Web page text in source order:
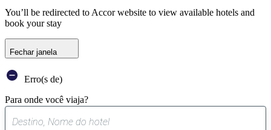
You’ll be redirected to Accor website to view available hotels and
book your stay
Fechar janela
Erro(s de)
Para onde você viaja?